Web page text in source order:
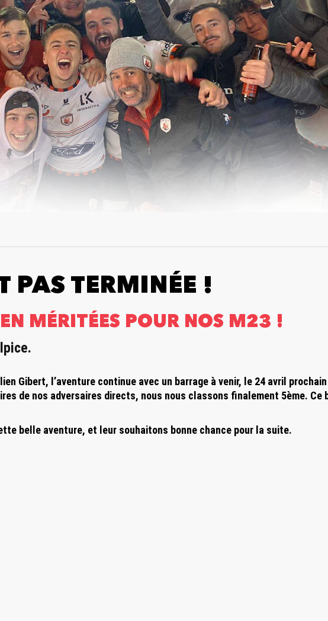
PAS TERMINÉE !
MÉRITÉES POUR NOS M23 !
Gibert, l’aventure continue avec un barrage à venir, le 24 avril
de nos adversaires directs, nous nous classons finalement 5ème. Ce
belle aventure, et leur souhaitons bonne chance pour la suite.